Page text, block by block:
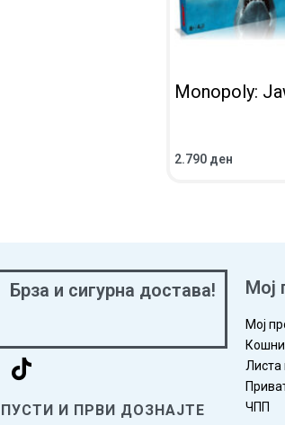
Monopoly:
2.790 ден
ВО КОШНИЧКА
Брза и сигурна достава!
И ПРВИ ДОЗНАЈТЕ
Мој
Мој
Листа
ЧПП